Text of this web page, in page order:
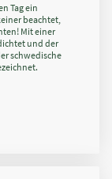
Tag ein
beachtet,
Mit einer
und der
schwedische